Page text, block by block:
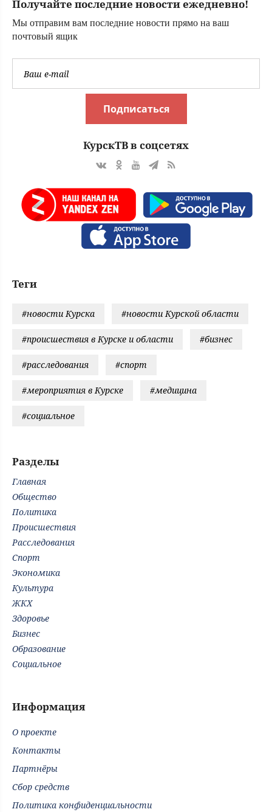
Получайте последние новости ежедневно!
Мы отправим вам последние новости прямо на ваш
почтовый ящик
Подписаться
КурскТВ в соцсетях
Теги
#новости Курска #новости Курской области
#происшествия в Курске и области #бизнес
#расследования #спорт
#мероприятия в Курске #медицина
#социальное
Разделы
Главная
Общество
Политика
Происшествия
Расследования
Спорт
Экономика
Культура
ЖКХ
Здоровье
Бизнес
Образование
Социальное
Информация
О проекте
Контакты
Партнёры
Сбор средств
Политика конфиденциальности